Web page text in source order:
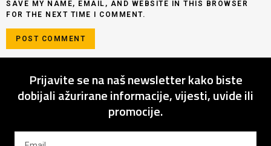
SAVE MY NAME, EMAIL, AND WEBSITE IN THIS BROWSER
FOR THE NEXT TIME I COMMENT.
Prijavite se na naš newsletter kako biste
dobijali ažurirane informacije, vijesti, uvide ili
promocije.